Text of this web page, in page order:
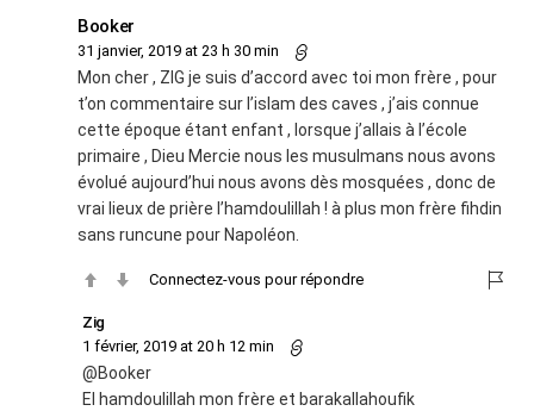
Booker
31 janvier, 2019 at 23 h 30 min
Mon cher , ZIG je suis d’accord avec toi mon frère , pour
t’on commentaire sur l’islam des caves , j’ais connue
cette époque étant enfant , lorsque j’allais à l’école
primaire , Dieu Mercie nous les musulmans nous avons
évolué aujourd’hui nous avons dès mosquées , donc de
vrai lieux de prière l’hamdoulillah ! à plus mon frère fihdin
sans runcune pour Napoléon.
Connectez-vous pour répondre
Zig
1 février, 2019 at 20 h 12 min
@Booker
El hamdoulillah mon frère et barakallahoufik